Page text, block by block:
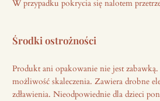
W przypadku pokrycia się nalotem
Środki ostrożności
Produkt ani opakowanie nie jest
możliwość skaleczenia. Zawiera drobne
zdławienia. Nieodpowiednie dla dzieci